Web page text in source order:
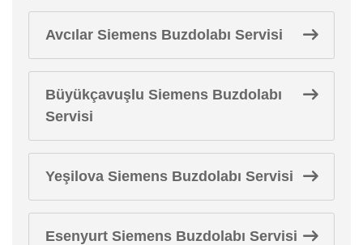
Avcılar Siemens Buzdolabı Servisi
Büyükçavuşlu Siemens Buzdolabı
Servisi
Yeşilova Siemens Buzdolabı Servisi
Esenyurt Siemens Buzdolabı Servisi